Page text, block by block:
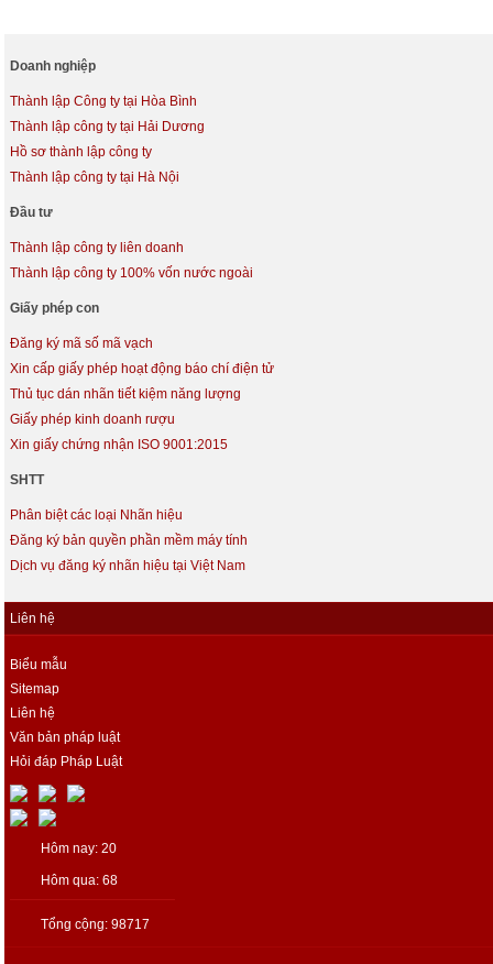
Doanh nghiệp
Thành lập Công ty tại Hòa Bình
Thành lập công ty tại Hải Dương
Hồ sơ thành lập công ty
Thành lập công ty tại Hà Nội
Đầu tư
Thành lập công ty liên doanh
Thành lập công ty 100% vốn nước ngoài
Giấy phép con
Đăng ký mã số mã vạch
Xin cấp giấy phép hoạt động báo chí điện tử
Thủ tục dán nhãn tiết kiệm năng lượng
Giấy phép kinh doanh rượu
Xin giấy chứng nhận ISO 9001:2015
SHTT
Phân biệt các loại Nhãn hiệu
Đăng ký bản quyền phần mềm máy tính
Dịch vụ đăng ký nhãn hiệu tại Việt Nam
Liên hệ
Biểu mẫu
Sitemap
Liên hệ
Văn bản pháp luật
Hỏi đáp Pháp Luật
Hôm nay: 20
Hôm qua: 68
Tổng cộng: 98717